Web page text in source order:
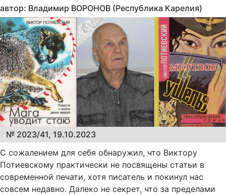
автор: Владимир ВОРОНОВ (Республика Карелия)
№ 2023/41, 19.10.2023
С сожалением для себя обнаружил, что Виктору
Потиевскому практически не посвящены статьи в
современной печати, хотя писатель и покинул нас
совсем недавно. Далеко не секрет, что за пределами